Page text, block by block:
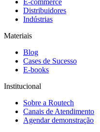
E-commerce
Distribuidores
Indústrias
Materiais
Blog
Cases de Sucesso
E-books
Institucional
Sobre a Routech
Canais de Atendimento
Agendar demonstração